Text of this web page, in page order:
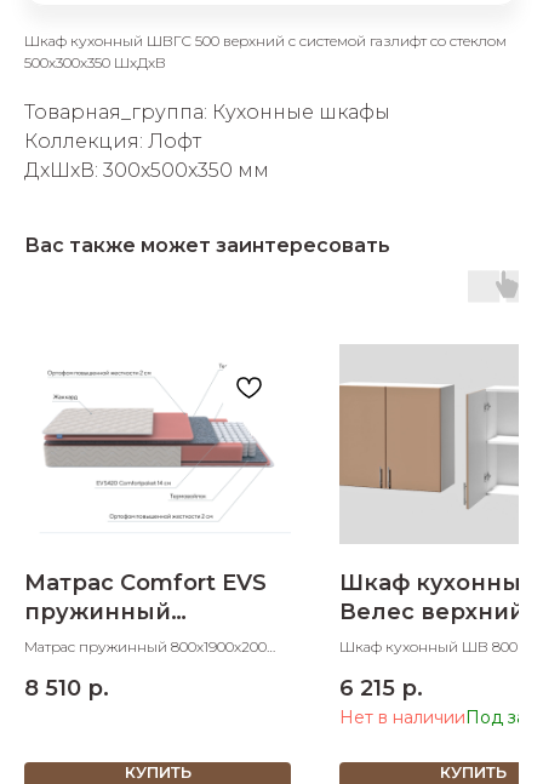
Шкаф кухонный ШВГС 500 верхний с системой газлифт со стеклом
500х300х350 ШхДхВ
Товарная_группа: Кухонные шкафы
Коллекция: Лофт
ДxШxВ: 300x500x350 мм
Вас также может заинтересовать
Матрас Comfort EVS
пружинный
800х1900х200
Матрас пружинный 800х1900х200
8 510 р.
КУПИТЬ
Шкаф кухонный
Велес верхний
мм
Шкаф кухонный ШВ 800
6 215 р.
Нет в наличии
КУПИТЬ